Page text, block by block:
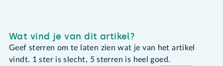
Wat vind je van dit artikel?
Geef sterren om te laten zien wat je van het artikel
vindt. 1 ster is slecht, 5 sterren is heel goed.